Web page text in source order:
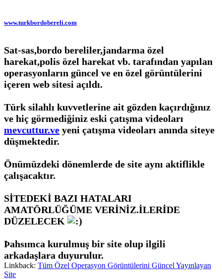
www.turkbordobereli.com
Sat-sas,bordo bereliler,jandarma özel
harekat,polis özel harekat vb. tarafından yapılan
operasyonların güncel ve en özel görüntülerini
içeren web sitesi açıldı.
Türk silahlı kuvvetlerine ait gözden kaçırdığınız
ve hiç görmediğiniz eski çatışma videoları
mevcuttur.ve yeni çatışma videoları anında siteye
düşmektedir.
Önümüzdeki dönemlerde de site aynı aktiflikle
çalışacaktır.
SİTEDEKİ BAZI HATALARI
AMATÖRLÜĞÜME VERİNİZ.İLERİDE
DÜZELECEK
Þahsımca kurulmuş bir site olup ilgili
arkadaşlara duyurulur.
Linkback: Tüm Özel Operasyon Görüntülerini Güncel Yayınlayan
Site